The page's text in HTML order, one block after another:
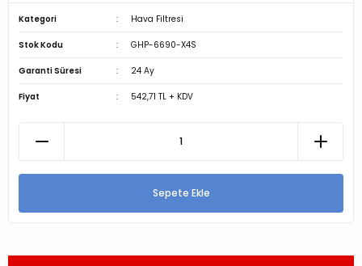
Kategori Hava Filtresi
Stok Kodu GHP-6690-X4S
Garanti Süresi 24 Ay
Fiyat 542,71 TL + KDV
Sepete Ekle